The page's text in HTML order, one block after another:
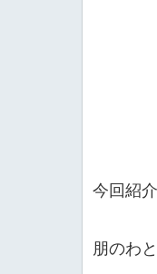
今回紹
朋のわ